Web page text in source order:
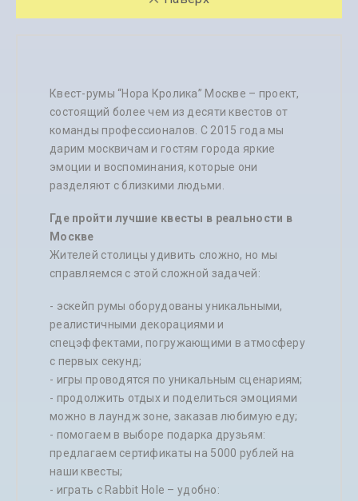
Квест-румы “Нора Кролика” Москве – проект,
состоящий более чем из десяти квестов от
команды профессионалов. С 2015 года мы
дарим москвичам и гостям города яркие
эмоции и воспоминания, которые они
разделяют с близкими людьми.
Где пройти лучшие квесты в реальности в
Москве
Жителей столицы удивить сложно, но мы
справляемся с этой сложной задачей:
- эскейп румы оборудованы уникальными,
реалистичными декорациями и
спецэффектами, погружающими в атмосферу
с первых секунд;
- игры проводятся по уникальным сценариям;
- продолжить отдых и поделиться эмоциями
можно в лаундж зоне, заказав любимую еду;
- помогаем в выборе подарка друзьям:
предлагаем сертификаты на 5000 рублей на
наши квесты;
- играть с Rabbit Hole – удобно: